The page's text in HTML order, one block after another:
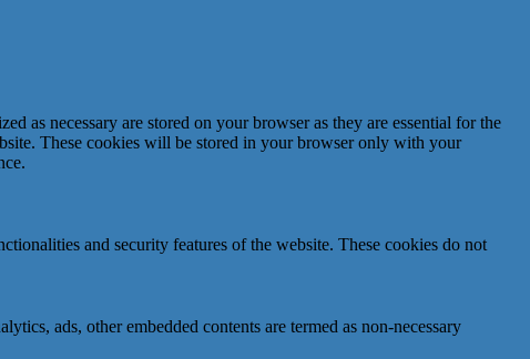
as necessary are stored on your browser as they are essential for the
These cookies will be stored in your browser only with your
and security features of the website. These cookies do not
ads, other embedded contents are termed as non-necessary